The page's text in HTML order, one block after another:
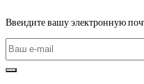
Ввеидите вашу электронную